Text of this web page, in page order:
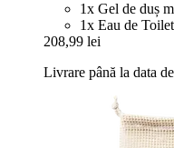
1x Gel de duș
1x Eau de
208,99 lei
Livrare până la data